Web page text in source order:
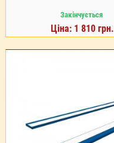
Закінчується
Ціна: 1 810 грн.